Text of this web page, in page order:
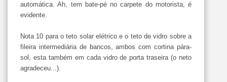
automática. Ah, tem bate-pé no carpete do motorista, é
evidente.
Nota 10 para o teto solar elétrico e o teto de vidro sobre a
fileira intermediária de bancos, ambos com cortina pára-
sol, esta também em cada vidro de porta traseira (o neto
agradeceu...).